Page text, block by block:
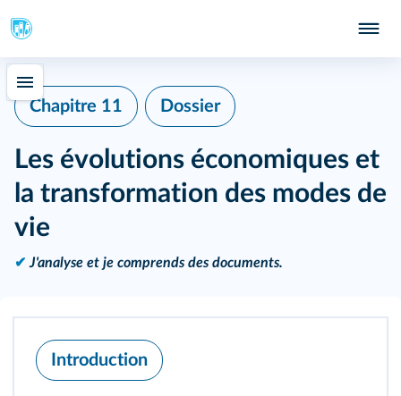
Chapitre 11 Dossier
Les évolutions économiques et
la transformation des modes de
vie
✔ J'analyse et je comprends des documents.
Introduction